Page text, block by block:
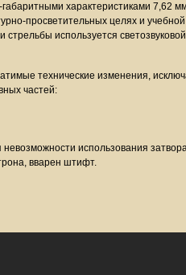
характеристиками 7,62
просветительных целях и
стрельбы используется
технические изменения,
частей:
использования
вварен штифт.